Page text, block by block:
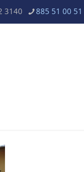
3140 885 51 00 51